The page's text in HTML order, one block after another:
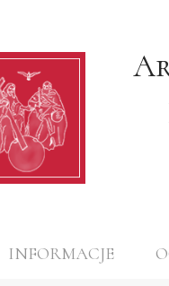
INFORMACJE